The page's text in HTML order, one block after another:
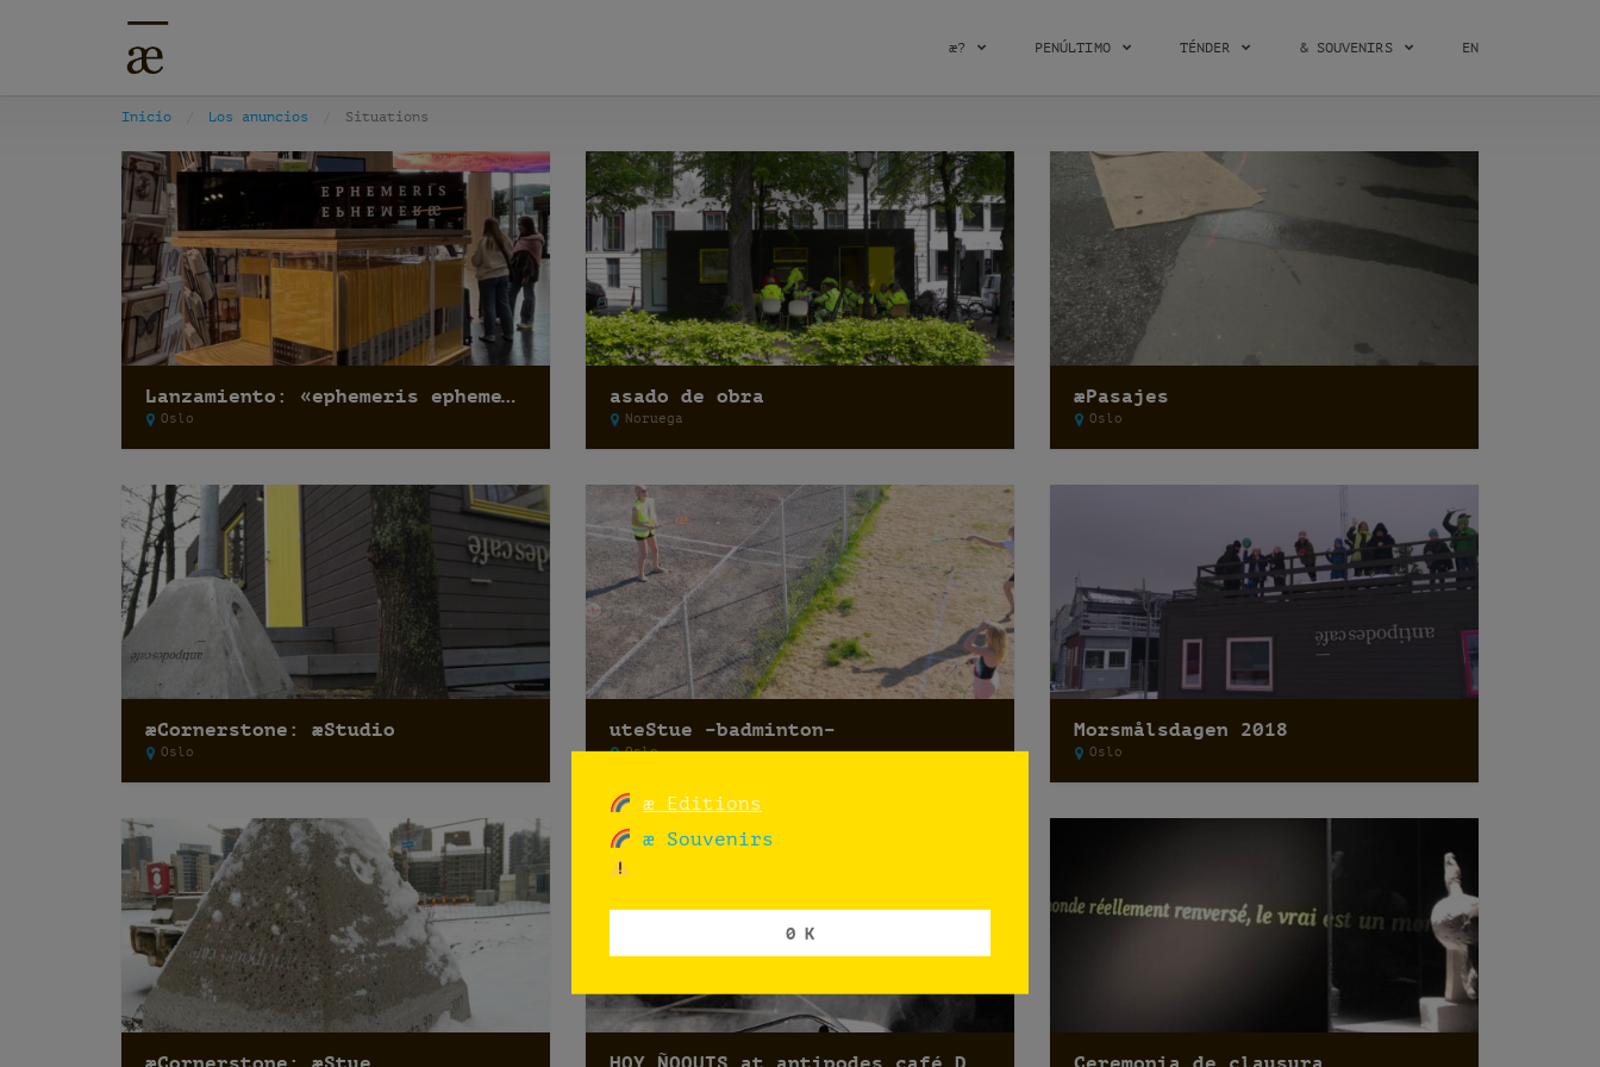
æ? PENÚLTIMO TÉNDER & SOUVENIRS EN
Inicio Los anuncios Situations
Lanzamiento: «ephemeris ephemeræ»
Oslo
asado de obra
Noruega
æPasajes
Oslo
æCornerstone: æStudio
Oslo
uteStue –badminton–
Oslo
Morsmålsdagen 2018
Oslo
æ Editions
æ Souvenirs
0 K